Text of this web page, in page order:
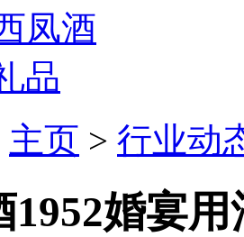
凤酒
品
主页 > 行业动
1952婚宴